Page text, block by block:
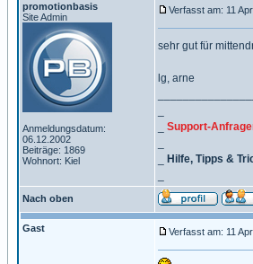
promotionbasis
Site Admin
Anmeldungsdatum:
06.12.2002
Beiträge: 1869
Wohnort: Kiel
Verfasst am: 11
sehr gut für
lg, arne
Support-
Hilfe, Tipps &
Nach oben
Gast Verfasst am: 11